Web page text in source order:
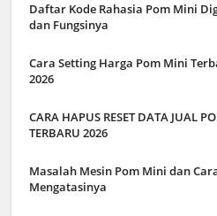
Daftar Kode Rahasia Pom Mini
dan Fungsinya
Cara Setting Harga Pom Mini
2026
CARA HAPUS RESET DATA JUAL
TERBARU 2026
Masalah Mesin Pom Mini dan
Mengatasinya